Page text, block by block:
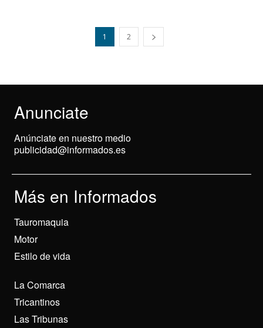
1 2
Anunciate
Anúnciate en nuestro medio
publicidad@informados.es
Más en Informados
Tauromaquia
Motor
Estilo de vida
La Comarca
Tricantinos
Las Tribunas